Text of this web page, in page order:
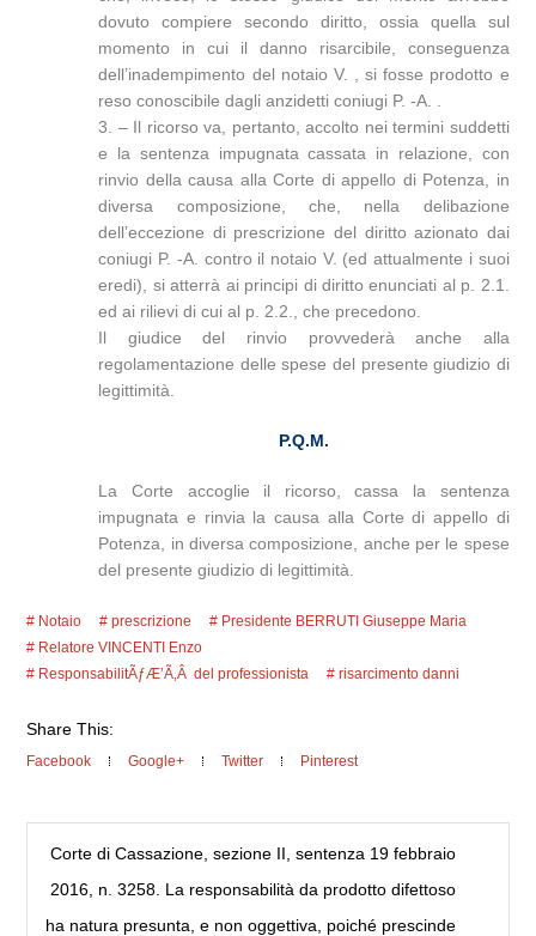
dovuto compiere secondo diritto, ossia quella sul
momento in cui il danno risarcibile, conseguenza
dell’inadempimento del notaio V. , si fosse prodotto e
reso conoscibile dagli anzidetti coniugi P. -A. .
3. – Il ricorso va, pertanto, accolto nei termini suddetti
e la sentenza impugnata cassata in relazione, con
rinvio della causa alla Corte di appello di Potenza, in
diversa composizione, che, nella delibazione
dell’eccezione di prescrizione del diritto azionato dai
coniugi P. -A. contro il notaio V. (ed attualmente i suoi
eredi), si atterrà ai principi di diritto enunciati al p. 2.1.
ed ai rilievi di cui al p. 2.2., che precedono.
Il giudice del rinvio provvederà anche alla
regolamentazione delle spese del presente giudizio di
legittimità.
P.Q.M.
La Corte accoglie il ricorso, cassa la sentenza
impugnata e rinvia la causa alla Corte di appello di
Potenza, in diversa composizione, anche per le spese
del presente giudizio di legittimità.
Notaio prescrizione
Presidente BERRUTI Giuseppe Maria
Relatore VINCENTI Enzo
ResponsabilitÃƒÆ’Ã‚Â del professionista
risarcimento danni
Share This:
Facebook Google+ Twitter Pinterest
Corte di Cassazione, sezione II, sentenza 19 febbraio
2016, n. 3258. La responsabilità da prodotto difettoso
ha natura presunta, e non oggettiva, poiché prescinde